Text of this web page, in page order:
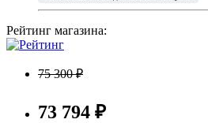
Рейтинг магазина:
75 300 ₽
73 794 ₽